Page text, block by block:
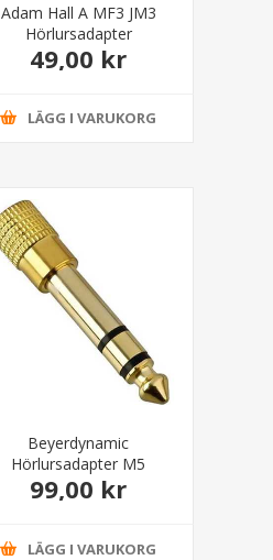
Adam Hall A MF3 JM3
Hörlursadapter
49,00 kr
LÄGG I VARUKORG
Beyerdynamic
Hörlursadapter M5
99,00 kr
LÄGG I VARUKORG